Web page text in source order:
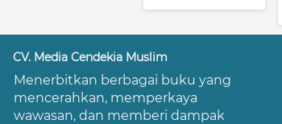
CV. Media Cendekia Muslim
Menerbitkan berbagai buku yang
mencerahkan, memperkaya
wawasan, dan memberi dampak